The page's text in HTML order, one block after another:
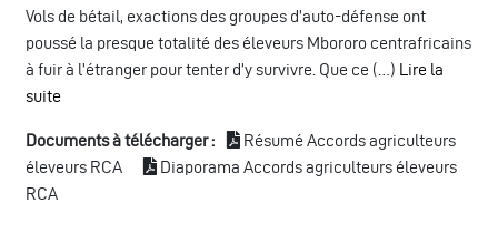
Vols de bétail, exactions des groupes d’auto-défense ont
poussé la presque totalité des éleveurs Mbororo centrafricains
à fuir à l’étranger pour tenter d’y survivre. Que ce (…) Lire la
suite
Documents à télécharger :
Résumé Accords agriculteurs
éleveurs RCA
Diaporama Accords agriculteurs éleveurs
RCA